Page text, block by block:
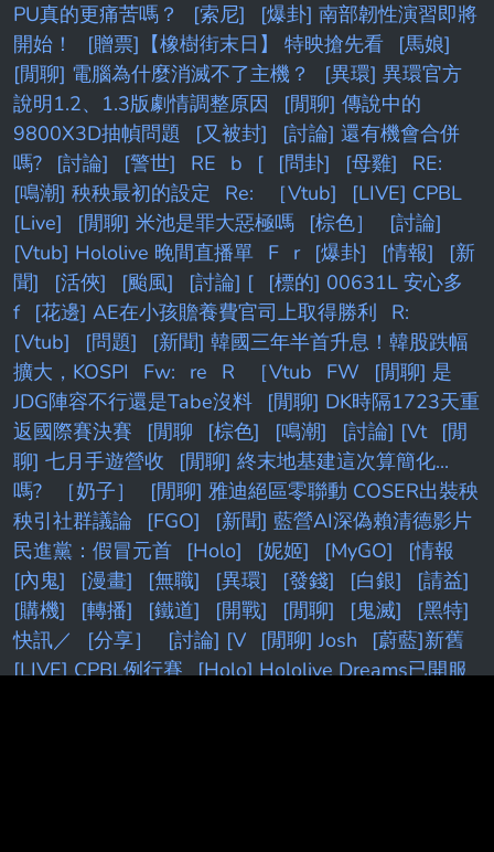
PU真的更痛苦嗎？
[索尼]
[爆卦] 南部韌性演習即將
開始！
[贈票]【橡樹街末日】 特映搶先看
[馬娘]
[閒聊] 電腦為什麼消滅不了主機？
[異環] 異環官方
說明1.2、1.3版劇情調整原因
[閒聊] 傳說中的
9800X3D抽幀問題
[又被封]
[討論] 還有機會合併
嗎?
[討論] [警世] RE b [ [問卦] [母雞]
RE:
[鳴潮] 秧秧最初的設定
Re: ［Vtub]
[LIVE] CPBL
[Live]
[閒聊] 米池是罪大惡極嗎 [棕色］
[討論]
[Vtub] Hololive 晚間直播單 F r [爆卦] [情報]
[新
聞]
[活俠] [颱風] [討論] [
[標的] 00631L 安心多
f
[花邊] AE在小孩贍養費官司上取得勝利
R:
[Vtub]
[問題]
[新聞] 韓國三年半首升息！韓股跌幅
擴大，KOSPI
Fw: re R ［Vtub FW
[閒聊] 是
JDG陣容不行還是Tabe沒料
[閒聊] DK時隔1723天重
返國際賽決賽
[閒聊 [棕色] [鳴潮] [討論] [Vt
[閒
聊] 七月手遊營收
[閒聊] 終末地基建這次算簡化...
嗎?
［奶子］
[閒聊] 雅迪絕區零聯動 COSER出裝秧
秧引社群議論
[FGO]
[新聞] 藍營AI深偽賴清德影片
民進黨：假冒元首
[Holo] [妮姬] [MyGO]
[情報
[內鬼]
[漫畫] [無職] [異環] [發錢] [白銀]
[請益]
[購機]
[轉播] [鐵道] [開戰] [閒聊] [鬼滅]
[黑特]
快訊／
[分享］ [討論] [V [閒聊] Josh
[蔚藍]新舊
[LIVE] CPBL例行賽 [Holo] Hololive Dreams已開服